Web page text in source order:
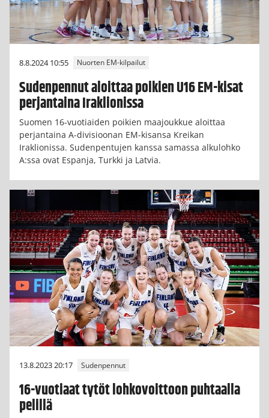
8.8.2024 10:55 Nuorten EM-kilpailut
Sudenpennut aloittaa poikien U16 EM-kisat
perjantaina Iraklionissa
Suomen 16-vuotiaiden poikien maajoukkue aloittaa
perjantaina A-divisioonan EM-kisansa Kreikan
Iraklionissa. Sudenpentujen kanssa samassa alkulohko
A:ssa ovat Espanja, Turkki ja Latvia.
13.8.2023 20:17 Sudenpennut
16-vuotiaat tytöt lohkovoittoon puhtaalla
pelillä